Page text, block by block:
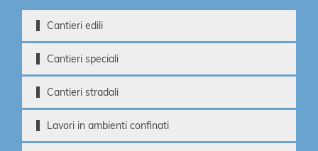
Cantieri edili
Cantieri speciali
Cantieri stradali
Lavori in ambienti confinati